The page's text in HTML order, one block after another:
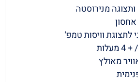
מנירוסטה
לתצוגת וויסות טמפ'
מאולץ